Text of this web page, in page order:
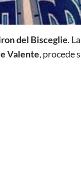
del Bisceglie.
Valente, procede